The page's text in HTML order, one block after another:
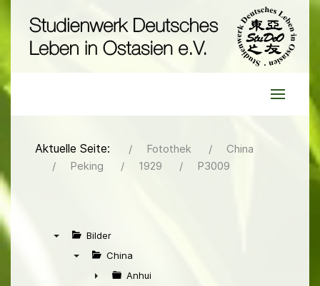
Aktuelle Seite: Fotothek
China
Peking
1929 P3009
Bilder
China
Anhui